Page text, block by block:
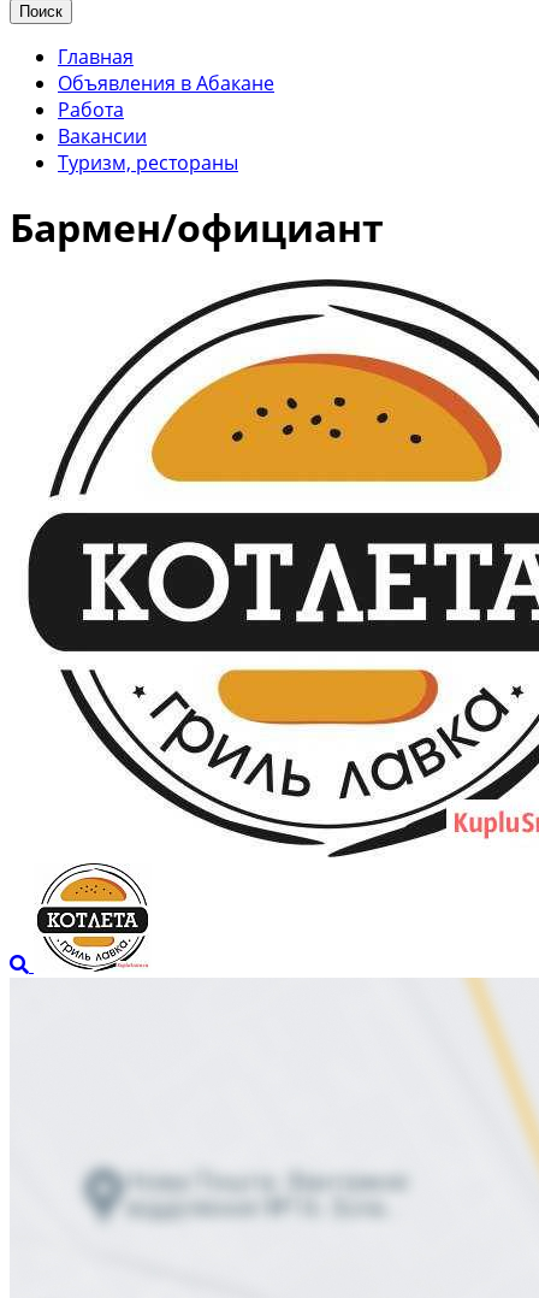
Поиск
Главная
Объявления в Абакане
Работа
Вакансии
Туризм, рестораны
Бармен/официант